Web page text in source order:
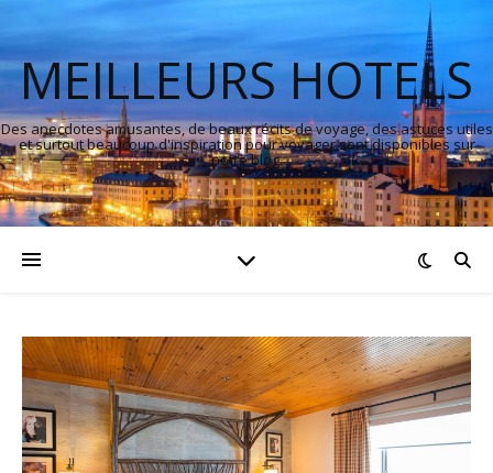
MEILLEURS HOTELS
Des anecdotes amusantes, de beaux récits de voyage, des astuces utiles
et surtout beaucoup d'inspiration pour voyager sont disponibles sur
notre blog.